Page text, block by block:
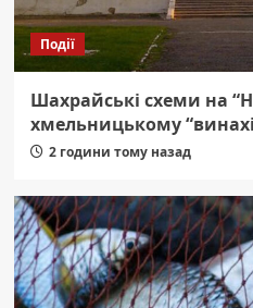
Події
Шахрайські схеми на
хмельницькому
2 години тому назад